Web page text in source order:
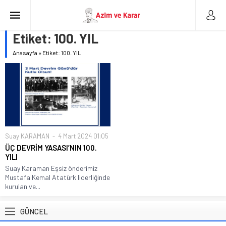
Etiket: 100. YIL
Anasayfa » Etiket: 100. YIL
Suay KARAMAN 4 Mart 2024 01:05
ÜÇ DEVRİM YASASI’NIN 100.
YILI
Suay Karaman Eşsiz önderimiz
Mustafa Kemal Atatürk liderliğinde
kurulan ve...
GÜNCEL